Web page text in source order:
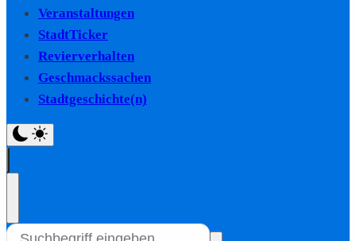
Veranstaltungen
StadtTicker
Revierverhalten
Geschmackssachen
Stadtgeschichte(n)